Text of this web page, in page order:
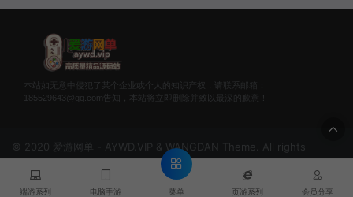
本站如无意中侵犯了某个企业或个人的知识产权，请联系邮箱：
185529643@qq.com告知，本站将立即删除并致以最深的歉意！
© 2020 爱游网单 - AYWD.VIP & WANGDAN Theme. All rights
reserved
端游系列 电脑手游 菜单 页游系列 会员分享